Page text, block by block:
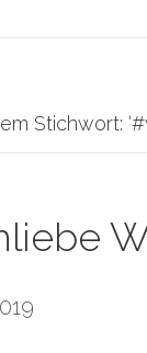
Stichwort: